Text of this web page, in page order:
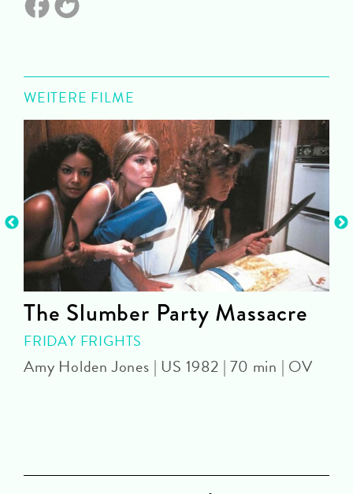
WEITERE FILME
The Slumber Party Massacre
FRIDAY FRIGHTS
Amy Holden Jones | US 1982 | 70 min | OV